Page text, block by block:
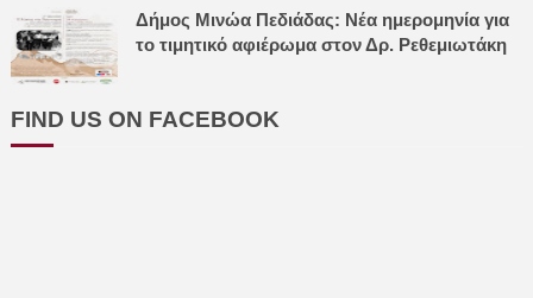
Δήμος Μινώα Πεδιάδας: Νέα ημερομηνία για
το τιμητικό αφιέρωμα στον Δρ. Ρεθεμιωτάκη
FIND US ON FACEBOOK